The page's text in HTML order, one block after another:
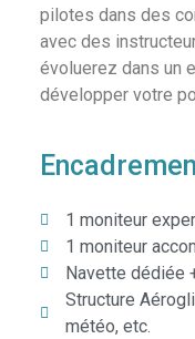
pilotes dans des
avec des
évoluerez dans un
développer votre
1 moniteur
1 moniteur
Navette dédiée
Structure
météo, etc.